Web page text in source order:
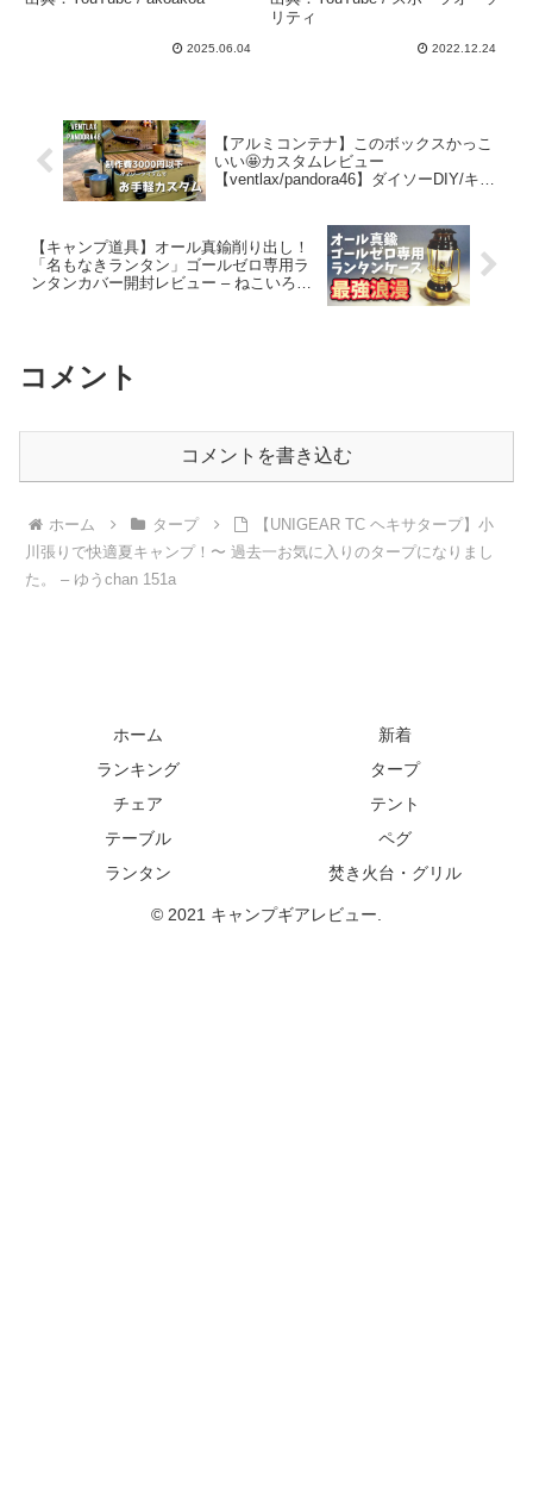
2025.06.04
初心者】 – スポーツオーソ
リティ
2022.12.24
【アルミコンテナ】このボックスかっこ
いい🤩カスタムレビュー
【ventlax/pandora46】ダイソーDIY/キャ
【キャンプ道具】オール真鍮削り出し！
「名もなきランタン」ゴールゼロ専用ラ
ンタンカバー開封レビュー – ねこいろち
コメント
コメントを書き込む
ホーム タープ
【UNIGEAR TC ヘキサタープ】小
川張りで快適夏キャンプ！〜 過去一お気に入りのタープになりまし
た。 – ゆうchan 151a
ホーム
新着
ランキング
タープ
チェア
テント
テーブル
ペグ
ランタン
焚き火台・グリル
© 2021 キャンプギアレビュー.